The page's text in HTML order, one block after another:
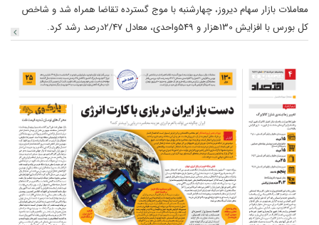
معاملات بازار سهام دیروز، چهارشنبه با موج گسترده تقاضا همراه شد و شاخص
کل بورس با افزایش 130هزار و 549واحدی، معادل 2/47درصد رشد کرد.